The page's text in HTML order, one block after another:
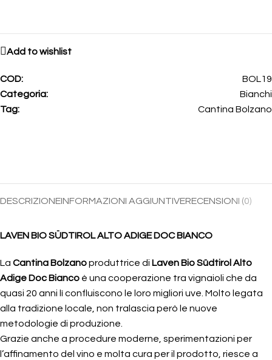
Add to wishlist
COD:
BOL19
Categoria:
Bianchi
Tag:
Cantina Bolzano
DESCRIZIONEINFORMAZIONI AGGIUNTIVERECENSIONI (0)
LAVEN BIO SÜDTIROL ALTO ADIGE DOC BIANCO
La Cantina Bolzanoproduttrice di Laven Bio Südtirol Alto
Adige Doc Bianco è una cooperazione tra vignaioli che da
quasi 20 anni lì confluiscono le loro migliori uve. Molto legata
alla tradizione locale, non tralascia però le nuove
metodologie di produzione.
Grazie anche a procedure moderne, sperimentazioni per
l’affinamento del vino e molta cura per il prodotto, riesce a